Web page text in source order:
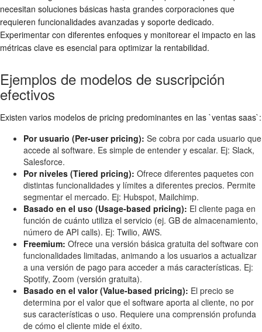
necesitan soluciones básicas hasta grandes corporaciones que
requieren funcionalidades avanzadas y soporte dedicado.
Experimentar con diferentes enfoques y monitorear el impacto en las
métricas clave es esencial para optimizar la rentabilidad.
Ejemplos de modelos de suscripción
efectivos
Existen varios modelos de pricing predominantes en las `ventas saas`:
Por usuario (Per-user pricing): Se cobra por cada usuario que
accede al software. Es simple de entender y escalar. Ej: Slack,
Salesforce.
Por niveles (Tiered pricing): Ofrece diferentes paquetes con
distintas funcionalidades y límites a diferentes precios. Permite
segmentar el mercado. Ej: Hubspot, Mailchimp.
Basado en el uso (Usage-based pricing): El cliente paga en
función de cuánto utiliza el servicio (ej. GB de almacenamiento,
número de API calls). Ej: Twilio, AWS.
Freemium: Ofrece una versión básica gratuita del software con
funcionalidades limitadas, animando a los usuarios a actualizar
a una versión de pago para acceder a más características. Ej:
Spotify, Zoom (versión gratuita).
Basado en el valor (Value-based pricing): El precio se
determina por el valor que el software aporta al cliente, no por
sus características o uso. Requiere una comprensión profunda
de cómo el cliente mide el éxito.